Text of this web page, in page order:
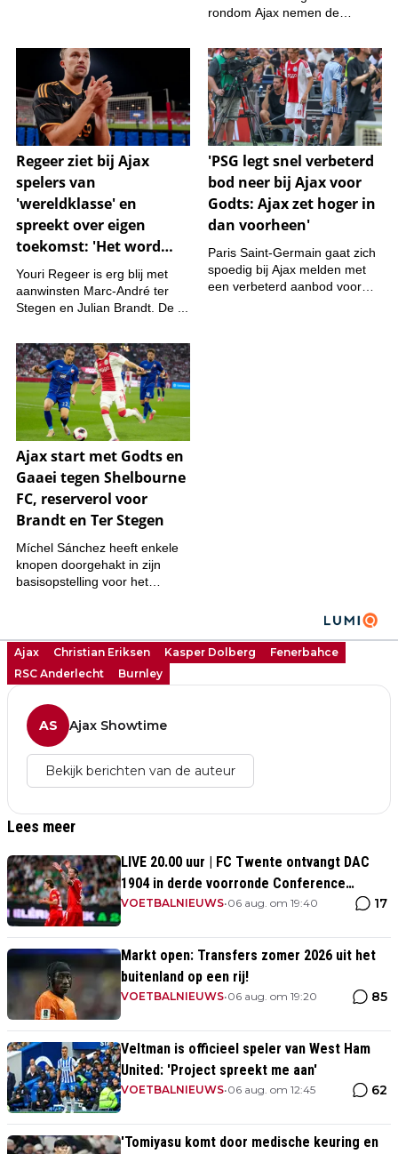
Ajax Christian Eriksen Kasper Dolberg
Fenerbahce
RSC Anderlecht
Burnley
AS Ajax Showtime
Bekijk berichten van de auteur
Lees meer
LIVE 20.00 uur | FC Twente ontvangt DAC
1904 in derde voorronde Conference
League
VOETBALNIEUWS•06 aug. om 19:40 17
Markt open: Transfers zomer 2026 uit het
buitenland op een rij!
VOETBALNIEUWS•06 aug. om 19:20 85
Veltman is officieel speler van West Ham
United: 'Project spreekt me aan'
VOETBALNIEUWS•06 aug. om 12:45 62
'Tomiyasu komt door medische keuring en